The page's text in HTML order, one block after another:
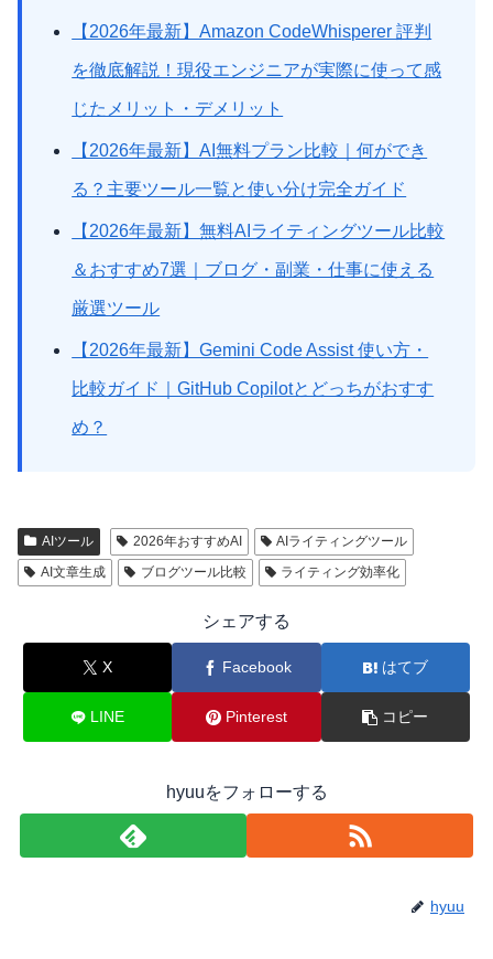
【2026年最新】Amazon CodeWhisperer 評判
を徹底解説！現役エンジニアが実際に使って感
じたメリット・デメリット
【2026年最新】AI無料プラン比較｜何ができ
る？主要ツール一覧と使い分け完全ガイド
【2026年最新】無料AIライティングツール比較
＆おすすめ7選｜ブログ・副業・仕事に使える
厳選ツール
【2026年最新】Gemini Code Assist 使い方・
比較ガイド｜GitHub Copilotとどっちがおすす
め？
AIツール 2026年おすすめAI
AIライティングツール
AI文章生成
ブログツール比較 ライティング効率化
シェアする
X Facebook はてブ
LINE Pinterest コピー
hyuuをフォローする
hyuu